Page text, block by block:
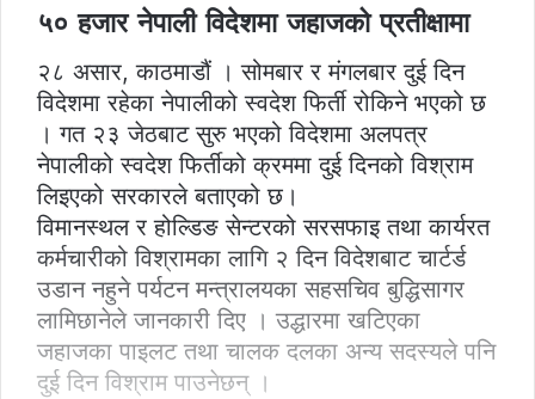
५० हजार नेपाली विदेशमा जहाजको प्रतीक्षामा
२८ असार, काठमाडौं । सोमबार र मंगलबार दुई दिन
विदेशमा रहेका नेपालीको स्वदेश फिर्ती रोकिने भएको छ
। गत २३ जेठबाट सुरु भएको विदेशमा अलपत्र
नेपालीको स्वदेश फिर्तीको क्रममा दुई दिनको विश्राम
लिइएको सरकारले बताएको छ।
विमानस्थल र होल्डिङ सेन्टरको सरसफाइ तथा कार्यरत
कर्मचारीको विश्रामका लागि २ दिन विदेशबाट चार्टर्ड
उडान नहुने पर्यटन मन्त्रालयका सहसचिव बुद्धिसागर
लामिछानेले जानकारी दिए । उद्धारमा खटिएका
जहाजका पाइलट तथा चालक दलका अन्य सदस्यले पनि
दुई दिन विश्राम पाउनेछन् ।